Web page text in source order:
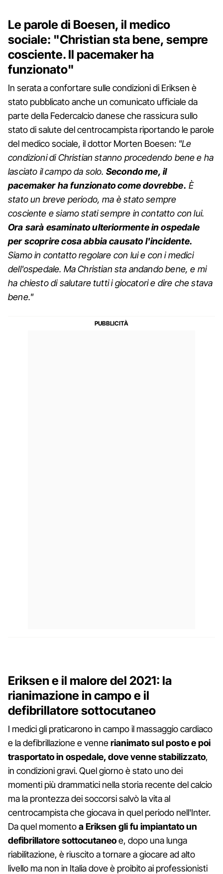
Le parole di Boesen, il medico
sociale: "Christian sta bene, sempre
cosciente. Il pacemaker ha
funzionato"
In serata a confortare sulle condizioni di Eriksen è
stato pubblicato anche un comunicato ufficiale da
parte della Federcalcio danese che rassicura sullo
stato di salute del centrocampista riportando le parole
del medico sociale, il dottor Morten Boesen: "Le
condizioni di Christian stanno procedendo bene e ha
lasciato il campo da solo. Secondo me, il
pacemaker ha funzionato come dovrebbe. È
stato un breve periodo, ma è stato sempre
cosciente e siamo stati sempre in contatto con lui.
Ora sarà esaminato ulteriormente in ospedale
per scoprire cosa abbia causato l'incidente.
Siamo in contatto regolare con lui e con i medici
dell'ospedale. Ma Christian sta andando bene, e mi
ha chiesto di salutare tutti i giocatori e dire che stava
bene."
Eriksen e il malore del 2021: la
rianimazione in campo e il
defibrillatore sottocutaneo
I medici gli praticarono in campo il massaggio cardiaco
e la defibrillazione e vennerianimato sul posto e poi
trasportato in ospedale, dove venne stabilizzato,
in condizioni gravi. Quel giorno è stato uno dei
momenti più drammatici nella storia recente del calcio
ma la prontezza dei soccorsi salvò la vita al
centrocampista che giocava in quel periodo nell'Inter.
Da quel momentoa Eriksen gli fu impiantato un
defibrillatore sottocutaneoe, dopo una lunga
riabilitazione, è riuscito a tornare a giocare ad alto
livello ma non in Italia dove è proibito ai professionisti